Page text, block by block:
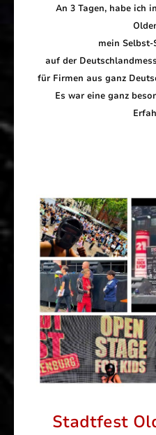
An 3 Tagen, habe ich
mein Selbst-
auf der
für Firmen aus ganz
Es war eine ganz
Stadtfest